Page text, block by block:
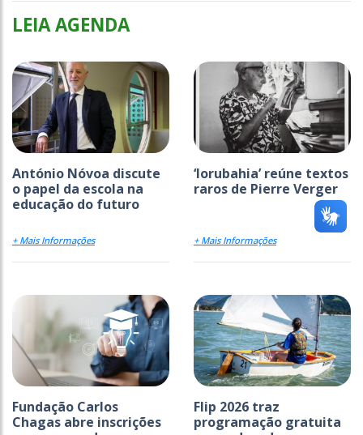
LEIA AGENDA
António Nóvoa discute
o papel da escola na
educação do futuro
+ Mais Informações
‘Iorubahia’ reúne textos
raros de Pierre Verger
+ Mais Informações
Fundação Carlos
Chagas abre inscrições
Flip 2026 traz
programação gratuita